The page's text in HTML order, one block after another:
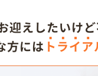
迎えしたいけ
方には トライア